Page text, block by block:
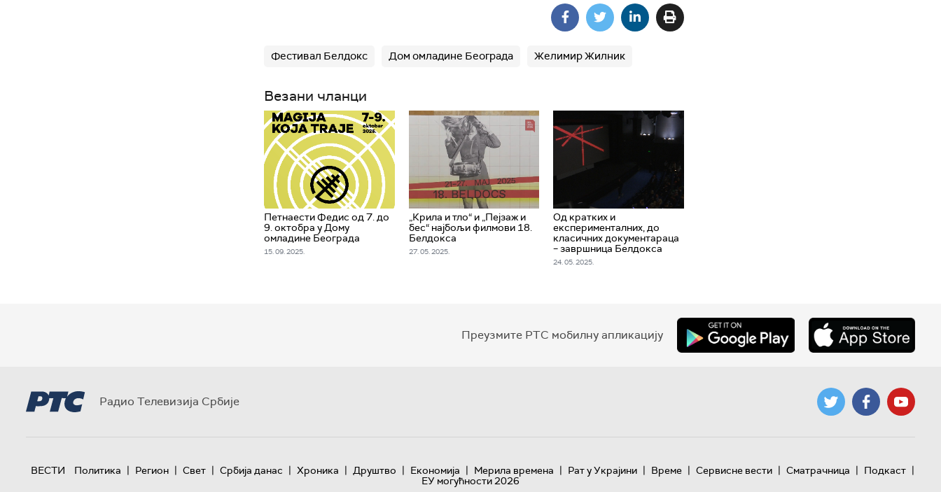
Фестивал Белдокс Дом омладине Београда Желимир Жилник
Везани чланци
Петнаести Федис од 7. до
9. октобра у Дому
омладине Београда
15. 09. 2025.
„Крила и тло“ и „Пејзаж и
бес“ најбољи филмови 18.
Белдокса
27. 05. 2025.
Од кратких и
експерименталних, до
класичних документараца
– завршница Белдокса
24. 05. 2025.
Преузмите РТС мобилну апликацију
Радио Телевизија Србије
ВЕСТИ Политика | Регион | Свет | Србија данас | Хроника | Друштво | Економија | Мерила времена | Рат у Украјини | Време | Сервисне вести | Сматрачница | Подкаст |
ЕУ могућности 2026